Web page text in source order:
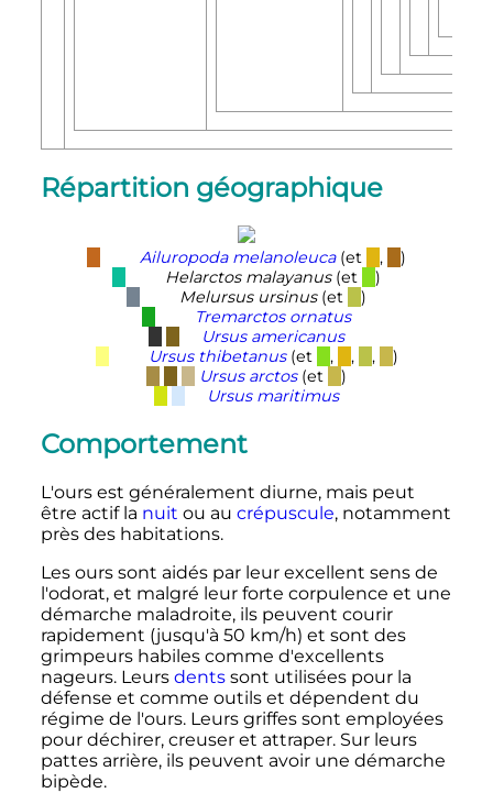
Répartition géographique
Ailuropoda melanoleuca(et ,
)
Helarctos malayanus(et
)
Melursus ursinus(et
)
Tremarctos ornatus
Ursus americanus
Ursus thibetanus(et , , ,
)
Ursus arctos(et
)
Ursus maritimus
Comportement
L'ours est généralement diurne, mais peut
être actif la nuit ou au crépuscule, notamment
près des habitations.
Les ours sont aidés par leur excellent sens de
l'odorat, et malgré leur forte corpulence et une
démarche maladroite, ils peuvent courir
rapidement (jusqu'à 50 km/h) et sont des
grimpeurs habiles comme d'excellents
nageurs. Leurs dentssont utilisées pour la
défense et comme outils et dépendent du
régime de l'ours. Leurs griffes sont employées
pour déchirer, creuser et attraper. Sur leurs
pattes arrière, ils peuvent avoir une démarche
bipède.